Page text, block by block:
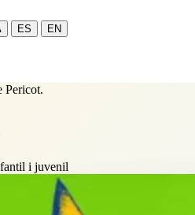
ES
EN
Pericot.
i juvenil